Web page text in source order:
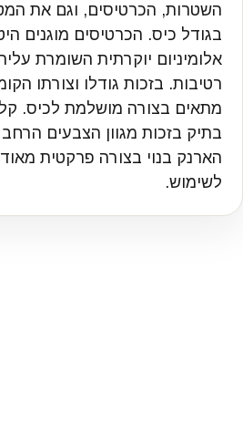
השטרות, הכרטיסים, וגם את
בגודל כיס. הכרטיסים מוגנים
אלומיניום יוקרתית השומרת
רטיבות. בזכות גודלו וצורתו
מתאים בצורה מושלמת לכיס. קל
בתיק בזכות מגוון הצבעים הרחב
הארנק בנוי בצורה פרקטית
לשימוש.